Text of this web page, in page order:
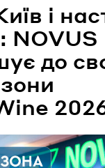
і
NOVUS
до